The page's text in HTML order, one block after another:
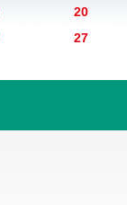
20
27